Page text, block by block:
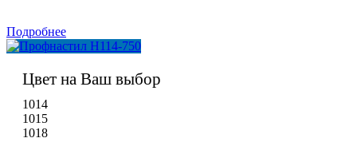
Подробнее
Цвет на Ваш выбор
1014
1015
1018